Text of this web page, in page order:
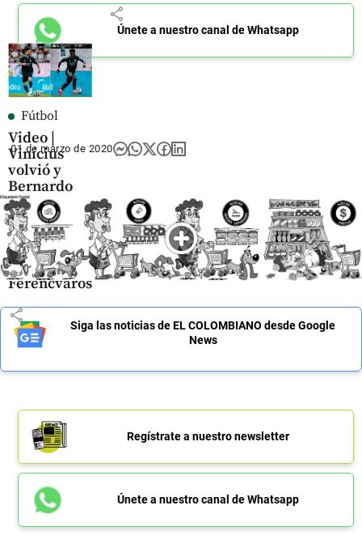
share
Fútbol
Video |
Vinícius
volvió y
Bernardo
Silva
debutó: vea
los goles del
Real
Madrid ante
Ferencvaros
share
Únete a nuestro canal de Whatsapp
01 de marzo de 2020
Siga las noticias de EL COLOMBIANO desde Google
News
Regístrate a nuestro newsletter
Únete a nuestro canal de Whatsapp